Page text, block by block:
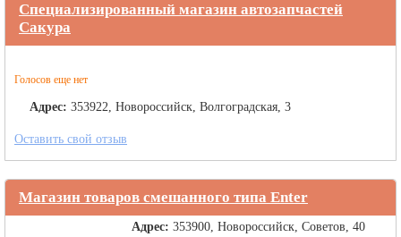
Специализированный магазин автозапчастей
Сакура
Голосов еще нет
Адрес: 353922, Новороссийск, Волгоградская, 3
Оставить свой отзыв
Магазин товаров смешанного типа Enter
Адрес: 353900, Новороссийск, Советов, 40